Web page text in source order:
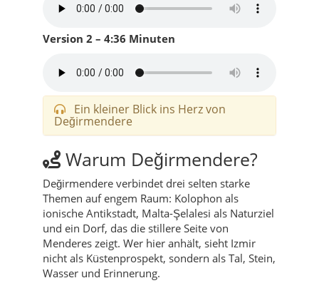
Version 2 – 4:36 Minuten
Ein kleiner Blick ins Herz von
Değirmendere
Warum Değirmendere?
Değirmendere verbindet drei selten starke
Themen auf engem Raum: Kolophon als
ionische Antikstadt, Malta-Şelalesi als Naturziel
und ein Dorf, das die stillere Seite von
Menderes zeigt. Wer hier anhält, sieht Izmir
nicht als Küstenprospekt, sondern als Tal, Stein,
Wasser und Erinnerung.